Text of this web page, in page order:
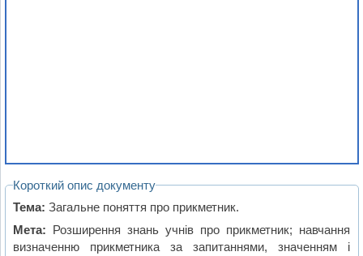
Короткий опис документу
Тема: Загальне поняття про прикметник.
Мета: Розширення знань учнів про прикметник; навчання
визначенню прикметника за запитаннями, значенням і